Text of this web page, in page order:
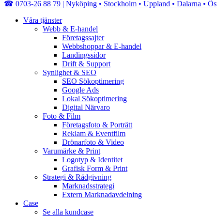
Close
☎︎ 0703-26 88 79 | Nyköping • Stockholm • Uppland • Dalarna •
Våra tjänster
Webb & E-handel
Företagssajter
Webbshoppar & E-handel
Landingssidor
Drift & Support
Synlighet & SEO
SEO Sökoptimering
Google Ads
Lokal Sökoptimering
Digital Närvaro
Foto & Film
Företagsfoto & Porträtt
Reklam & Eventfilm
Drönarfoto & Video
Varumärke & Print
Logotyp & Identitet
Grafisk Form & Print
Strategi & Rådgivning
Marknadsstrategi
Extern Marknadavdelning
Case
Se alla kundcase